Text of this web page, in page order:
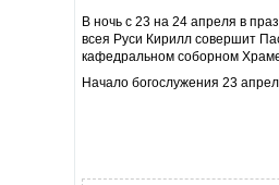
В ночь с 23 на 24 апреля в
всея Руси Кирилл совершит
кафедральном соборном
Начало богослужения 23